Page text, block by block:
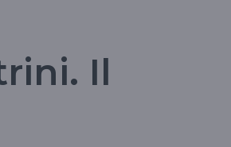
Il